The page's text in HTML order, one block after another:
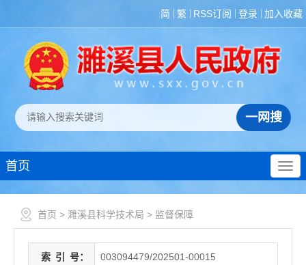
简 繁 RSS订阅 登录 加入收藏
首页
首页 > 濉溪县科学技术局 > 监督保障
索 引 号： 003094479/202501-00015